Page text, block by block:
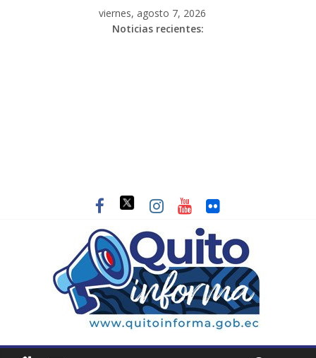
viernes, agosto 7, 2026
Noticias recientes: